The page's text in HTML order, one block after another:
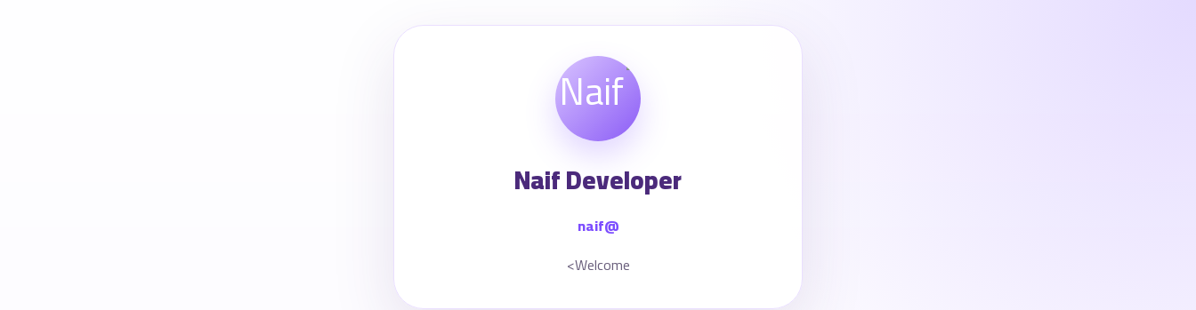
Naif Developer
@naif
Welcome>